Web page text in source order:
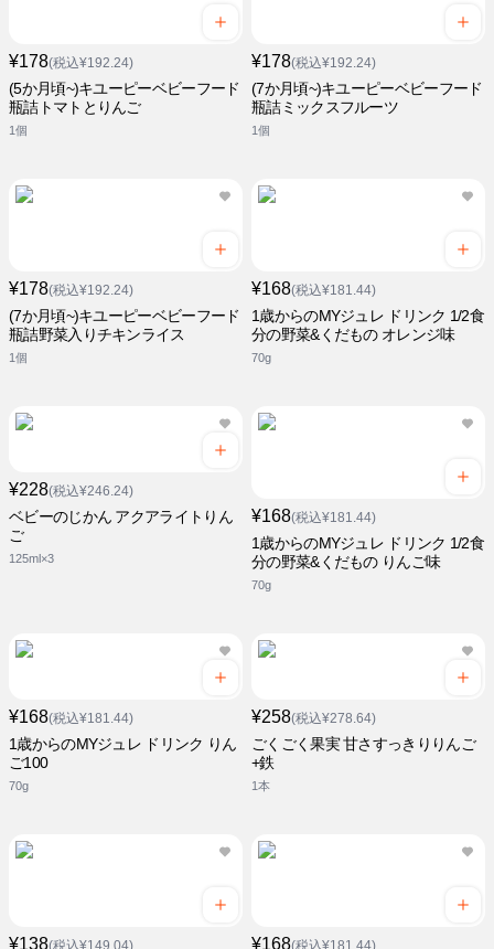
¥178(税込¥192.24)
(5か月頃~)キユーピーベビーフード
瓶詰トマトとりんご
1個
¥178(税込¥192.24)
(7か月頃~)キユーピーベビーフード
瓶詰ミックスフルーツ
1個
¥178(税込¥192.24)
(7か月頃~)キユーピーベビーフード
瓶詰野菜入りチキンライス
1個
¥168(税込¥181.44)
1歳からのMYジュレ ドリンク 1/2食
分の野菜&くだもの オレンジ味
70g
¥228(税込¥246.24)
ベビーのじかん アクアライトりん
ご
125ml×3
¥168(税込¥181.44)
1歳からのMYジュレ ドリンク 1/2食
分の野菜&くだもの りんご味
70g
¥168(税込¥181.44)
1歳からのMYジュレ ドリンク りん
ご100
70g
¥258(税込¥278.64)
ごくごく果実 甘さすっきりりんご
+鉄
1本
¥138(税込¥149.04) ¥168(税込¥181.44)